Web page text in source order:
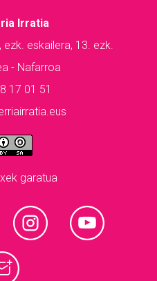
Irratia
eskailera, 13. ezk.
- Nafarroa
17 01 51
garatua